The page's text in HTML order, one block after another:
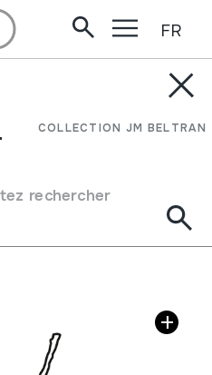
COLLECTION JM BELTRAN
rechercher
FR